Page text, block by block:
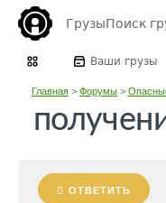
ГрузыПоиск
Ваши грузы
Главная> Форумы>
ОТВЕТИТЬ